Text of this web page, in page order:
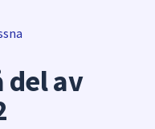
skriva
i
del av